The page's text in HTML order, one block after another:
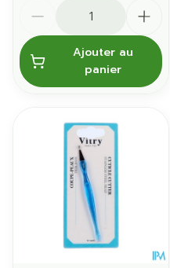
Ajouter au
panier